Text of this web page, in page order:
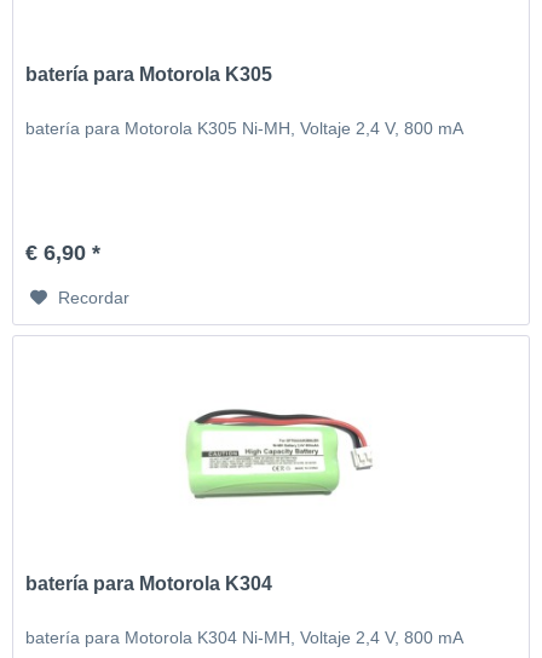
batería para Motorola K305
batería para Motorola K305 Ni-MH, Voltaje 2,4 V, 800 mA
€ 6,90 *
Recordar
batería para Motorola K304
batería para Motorola K304 Ni-MH, Voltaje 2,4 V, 800 mA